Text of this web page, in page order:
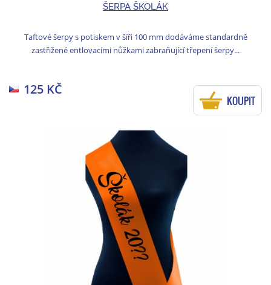
ŠERPA ŠKOLÁK
Taftové šerpy s potiskem v šíři 100 mm dodáváme standardně
zastřižené entlovacími nůžkami zabraňující třepení šerpy...
125 KČ
KOUPIT